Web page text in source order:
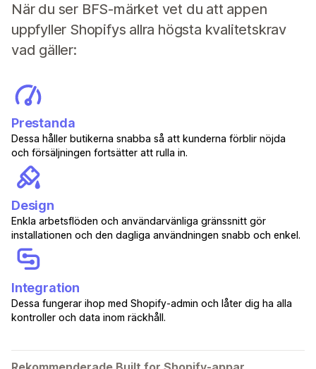
När du ser BFS-märket vet du att appen
uppfyller Shopifys allra högsta kvalitetskrav
vad gäller:
Prestanda
Dessa håller butikerna snabba så att kunderna förblir nöjda
och försäljningen fortsätter att rulla in.
Design
Enkla arbetsflöden och användarvänliga gränssnitt gör
installationen och den dagliga användningen snabb och enkel.
Integration
Dessa fungerar ihop med Shopify-admin och låter dig ha alla
kontroller och data inom räckhåll.